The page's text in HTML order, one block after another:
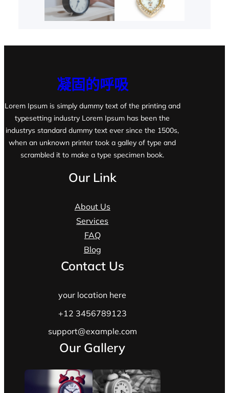
凝固的呼吸
Lorem Ipsum is simply dummy text of the printing and
typesetting industry Lorem Ipsum has been the
industrys standard dummy text ever since the 1500s,
when an unknown printer took a galley of type and
scrambled it to make a type specimen book.
Our Link
About Us
Services
FAQ
Blog
Contact Us
your location here
+12 3456789123
support@example.com
Our Gallery